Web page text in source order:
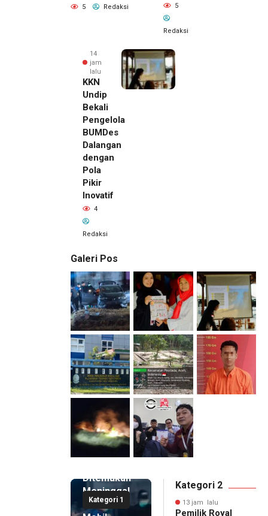
5 Redaksi 5
Redaksi
14
jam
lalu
KKN
Undip
Bekali
Pengelola
BUMDes
Dalangan
dengan
Pola
Pikir
Inovatif
4
Redaksi
Galeri Pos
Kategori 1
13 jam lalu
Pemilik
Ditemukan
Meninggal
di Dalam
Kategori 2
13 jam lalu
Pemilik Royal